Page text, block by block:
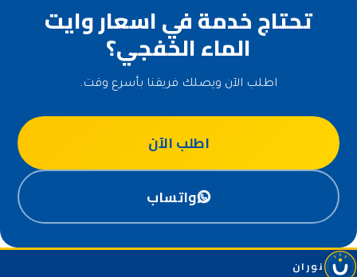
تحتاج خدمة في اسعار وايت
الماء الخفجي؟
اطلب الآن ويصلك فريقنا بأسرع وقت.
اطلب الآن
واتساب
نوران